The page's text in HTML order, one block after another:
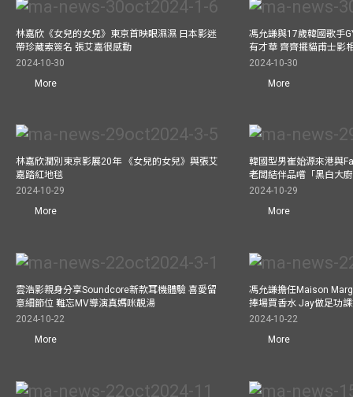
林嘉欣《女兒的女兒》東京首映眼濕濕 日本影迷
帶珍藏索簽名 張艾嘉很感動
2024-10-30
More
馮允謙與17歲韓國歌手
有才華 齊齊擺貓甫士影
2024-10-30
More
林嘉欣濶別東京影展20年 《女兒的女兒》與張艾
嘉踏紅地毯
2024-10-29
More
韓國型男崔始源來港與
老闆結伴品嚐「黑白大
2024-10-29
More
雲浩影親身分享Soundcore新款耳機體驗 喜愛留
意細節位 難忘MV導演真媽咪靚湯
2024-10-22
More
馮允謙擔任Maison
捧場買香水 Jay做足功
2024-10-22
More